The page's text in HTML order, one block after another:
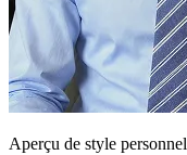
Aperçu de style personnel